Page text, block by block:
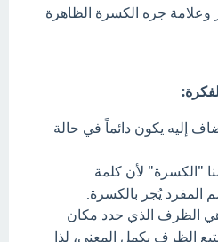
جره الكسرة الظاهرة
إليه يكون دائماً في حالة
"الكسرة" لأن كلمة
المفرد يُجر بالكسرة.
الظرف الذي حدد مكان
الظرف يكمل المعنى، لذا